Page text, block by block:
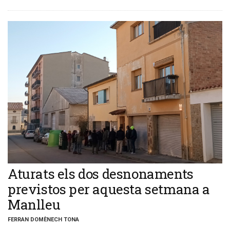
​Aturats els dos desnonaments
previstos per aquesta setmana a
Manlleu
FERRAN DOMÈNECH TONA